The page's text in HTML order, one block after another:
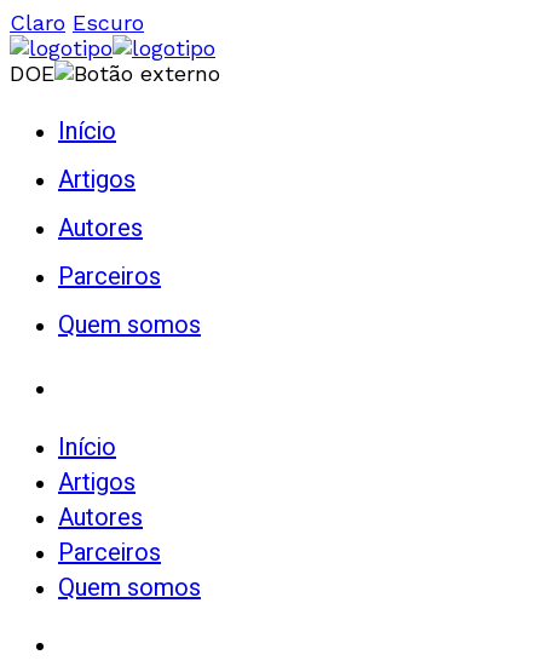
Claro Escuro
DOE
Início
Artigos
Autores
Parceiros
Quem somos
Início
Artigos
Autores
Parceiros
Quem somos